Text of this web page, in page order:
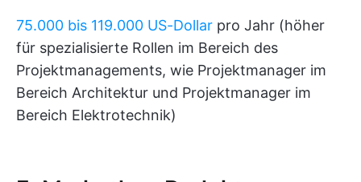
75.000 bis 119.000 US-Dollar pro Jahr (höher
für spezialisierte Rollen im Bereich des
Projektmanagements, wie Projektmanager im
Bereich Architektur und Projektmanager im
Bereich Elektrotechnik)